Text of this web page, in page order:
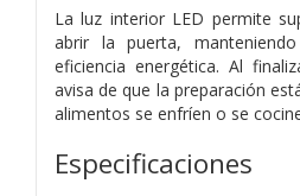
La luz interior LED permite
abrir la puerta,
eficiencia energética. Al
avisa de que la preparación
alimentos se enfríen o se
Especificaciones